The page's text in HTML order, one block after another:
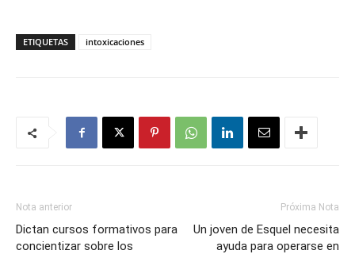
ETIQUETAS intoxicaciones
Nota anterior
Dictan cursos formativos para
concientizar sobre los
Próxima Nota
Un joven de Esquel necesita
ayuda para operarse en